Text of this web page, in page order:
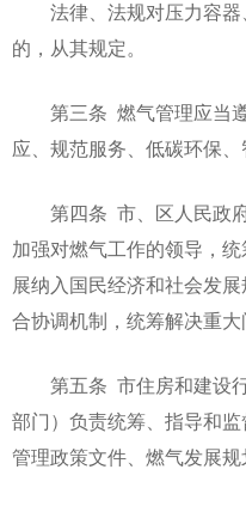
法律、法规对压力容器
的，从其规定。
第三条 燃气管理应当遵
应、规范服务、低碳环保、
第四条 市、区人民政府
加强对燃气工作的领导，
展纳入国民经济和社会发
合协调机制，统筹解决重大
第五条 市住房和建设行
部门）负责统筹、指导和
管理政策文件、燃气发展规